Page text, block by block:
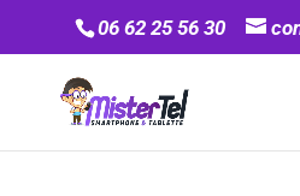
06 62 25 56 30